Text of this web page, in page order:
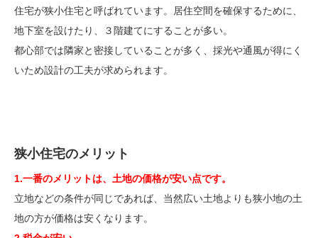
住宅が狭小住宅と呼ばれています。居住空間を確保するために、
地下室を設けたり、３階建てにすることが多い。
都心部では隣家と密接していることが多く、採光や通風が得にく
いため設計の工夫が求められます。
狭小住宅のメリット
1.一番のメリットは、土地の価格が安い点です。
立地などの条件が同じであれば、当然広い土地よりも狭小地の土
地の方が価格は安くなります。